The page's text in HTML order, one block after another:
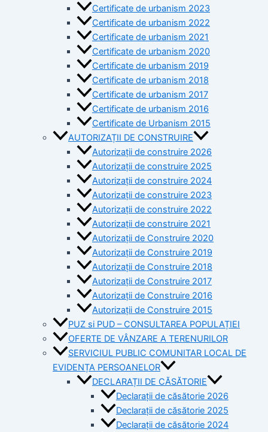
Certificate de urbanism 2023
Certificate de urbanism 2022
Certificate de urbanism 2021
Certificate de urbanism 2020
Certificate de urbanism 2019
Certificate de urbanism 2018
Certificate de urbanism 2017
Certificate de urbanism 2016
Certificate de Urbanism 2015
AUTORIZAȚII DE CONSTRUIRE
Autorizații de construire 2026
Autorizații de construire 2025
Autorizații de construire 2024
Autorizații de construire 2023
Autorizații de construire 2022
Autorizații de construire 2021
Autorizații de Construire 2020
Autorizații de Construire 2019
Autorizaţii de Construire 2018
Autorizaţii de Construire 2017
Autorizaţii de Construire 2016
Autorizaţii de Construire 2015
PUZ si PUD – CONSULTAREA POPULAȚIEI
OFERTE DE VÂNZARE A TERENURILOR
SERVICIUL PUBLIC COMUNITAR LOCAL DE
EVIDENȚA PERSOANELOR
DECLARAȚII DE CĂSĂTORIE
Declarații de căsătorie 2026
Declarații de căsătorie 2025
Declarații de căsătorie 2024